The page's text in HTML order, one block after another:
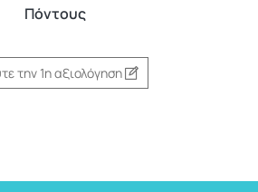
Πόντους
την 1η αξιολόγηση